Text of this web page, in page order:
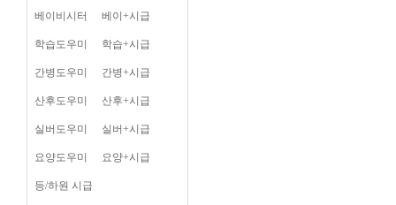
베이비시터 베이+시급
학습도우미 학습+시급
간병도우미 간병+시급
산후도우미 산후+시급
실버도우미 실버+시급
요양도우미 요양+시급
등/하원 시급